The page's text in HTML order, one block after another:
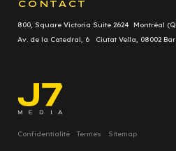
CONTACT
800, Square Victoria Suite 2624 Montréal
Av. de la Catedral, 6 Ciutat Vella, 08002
Confidentialité Termes Sitemap